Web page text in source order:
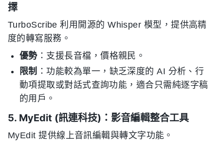
擇
TurboScribe 利用開源的 Whisper 模型，提供高精
度的轉寫服務。
優勢：支援長音檔，價格親民。
限制 ：功能較為單一，缺乏深度的 AI 分析、行
動項提取或對話式查詢功能，適合只需純逐字稿
的用戶。
5. MyEdit (訊連科技)：影音編輯整合工具
MyEdit 提供線上音訊編輯與轉文字功能。